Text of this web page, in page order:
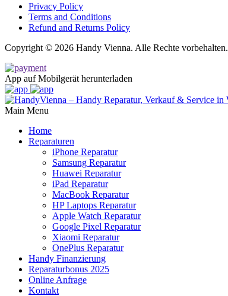
Privacy Policy
Terms and Conditions
Refund and Returns Policy
Copyright © 2026 Handy Vienna. Alle Rechte vorbehalten.
App auf Mobilgerät herunterladen
Main Menu
Home
Reparaturen
iPhone Reparatur
Samsung Reparatur
Huawei Reparatur
iPad Reparatur
MacBook Reparatur
HP Laptops Reparatur
Apple Watch Reparatur
Google Pixel Reparatur
Xiaomi Reparatur
OnePlus Reparatur
Handy Finanzierung
Reparaturbonus 2025
Online Anfrage
Kontakt